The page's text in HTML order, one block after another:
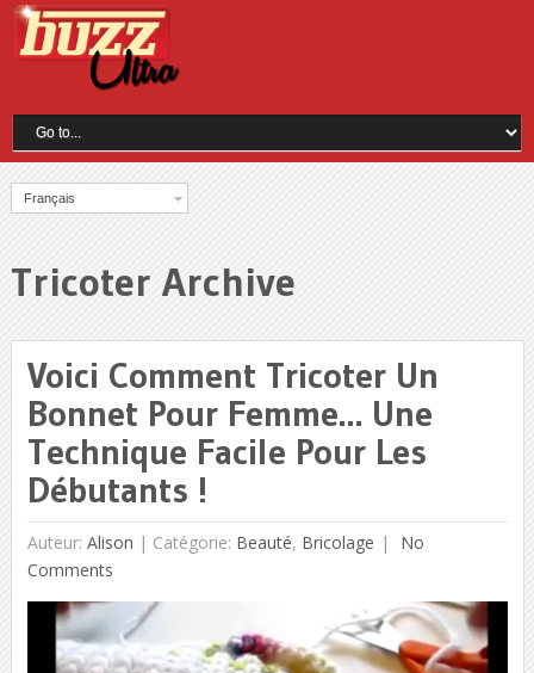
Français
Tricoter Archive
Voici Comment Tricoter Un
Bonnet Pour Femme… Une
Technique Facile Pour Les
Débutants !
Auteur: Alison | Catégorie: Beauté, Bricolage
No
Comments